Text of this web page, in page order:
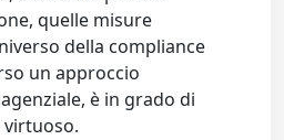
quelle misure
della compliance
un approccio
è in grado di